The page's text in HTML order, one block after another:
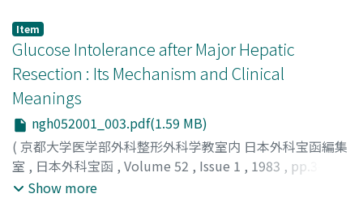
Item
Glucose Intolerance after Major Hepatic
Resection : Its Mechanism and Clinical
Meanings
ngh052001_003.pdf(1.59 MB)
( 京都大学医学部外科整形外科学教室内 日本外科宝函編集
室 , 日本外科宝函 , Volume 52 , Issue 1 , 1983 , pp.3-16
IRIE, RYUICHI;
Show more